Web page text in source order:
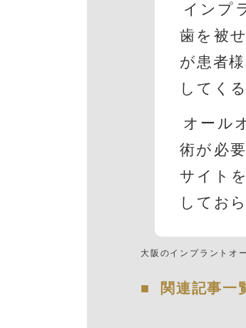
インプ
歯を被
が患者
してく
オール
術が必
サイト
してお
大阪のインプラントオ
関連記事一